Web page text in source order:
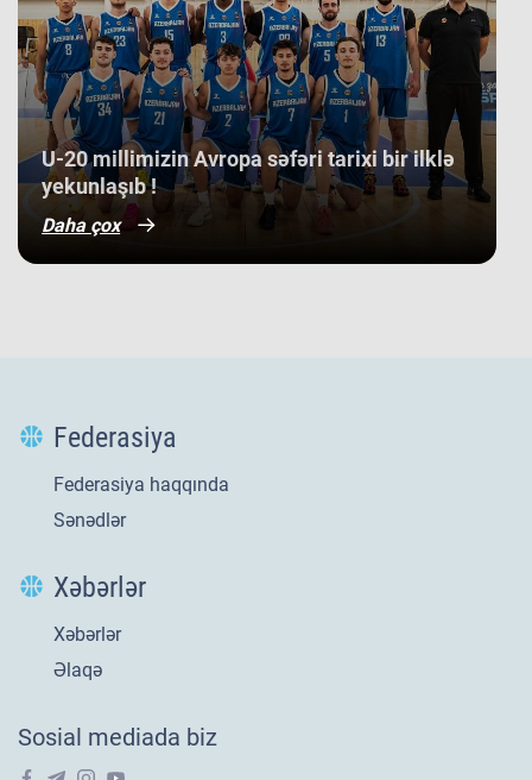
​U-20 millimizin Avropa səfəri tarixi bir ilklə
yekunlaşıb !
Daha çox
Yeni
​U-20 millimizin
Federasiya
Federasiya haqqında
Sənədlər
Xəbərlər
Xəbərlər
Əlaqə
Sosial mediada biz